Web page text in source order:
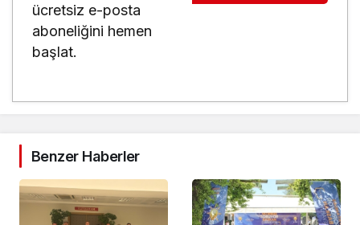
ücretsiz e-posta
aboneliğini hemen
başlat.
Benzer Haberler